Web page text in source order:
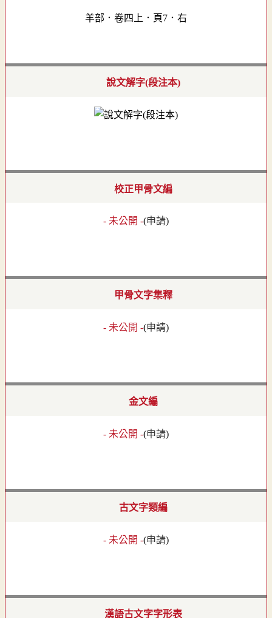
羊部．卷四上．頁7．右
說文解字(段注本)
校正甲骨文編
- 未公開 -(申請)
甲骨文字集釋
- 未公開 -(申請)
金文編
- 未公開 -(申請)
古文字類編
- 未公開 -(申請)
漢語古文字字形表